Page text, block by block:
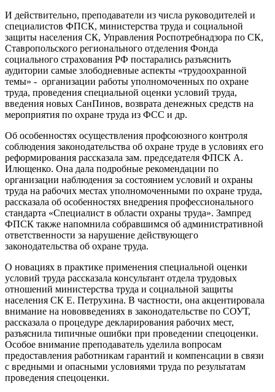
И действительно, преподаватели из числа руководителей и
специалистов ФПСК, министерства труда и социальной
защиты населения СК, Управления Роспотребнадзора по СК,
Ставропольского регионального отделения Фонда
социального страхования РФ постарались разъяснить
аудитории самые злободневные аспекты «трудоохранной
темы» - организации работы уполномоченных по охране
труда, проведения специальной оценки условий труда,
введения новых СанПинов, возврата денежных средств на
мероприятия по охране труда из ФСС и др.
Об особенностях осуществления профсоюзного контроля
соблюдения законодательства об охране труде в условиях его
реформирования рассказала зам. председателя ФПСК А.
Илющенко. Она дала подробные рекомендации по
организации наблюдения за состоянием условий и охраны
труда на рабочих местах уполномоченными по охране труда,
рассказала об особенностях внедрения профессионального
стандарта «Специалист в области охраны труда». Зампред
ФПСК также напомнила собравшимся об административной
ответственности за нарушение действующего
законодательства об охране труда.
О новациях в практике применения специальной оценки
условий труда рассказала консультант отдела трудовых
отношений министерства труда и социальной защиты
населения СК Е. Петрухина. В частности, она акцентировала
внимание на нововведениях в законодательстве по СОУТ,
рассказала о процедуре декларирования рабочих мест,
разъяснила типичные ошибки при проведении спецоценки.
Особое внимание преподаватель уделила вопросам
предоставления работникам гарантий и компенсации в связи
с вредными и опасными условиями труда по результатам
проведения спецоценки.